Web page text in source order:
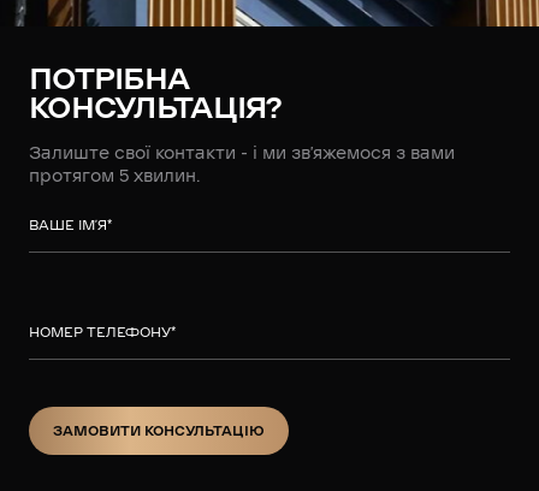
ПОТРІБНА
КОНСУЛЬТАЦІЯ?
Залиште свої контакти - і ми зв’яжемося з вами
протягом 5 хвилин.
ВАШЕ ІМ’Я*
НОМЕР ТЕЛЕФОНУ*
ЗАМОВИТИ КОНСУЛЬТАЦІЮ